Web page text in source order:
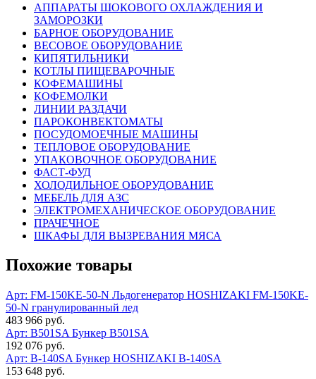
АППАРАТЫ ШОКОВОГО ОХЛАЖДЕНИЯ И
ЗАМОРОЗКИ
БАРНОЕ ОБОРУДОВАНИЕ
ВЕСОВОЕ ОБОРУДОВАНИЕ
КИПЯТИЛЬНИКИ
КОТЛЫ ПИЩЕВАРОЧНЫЕ
КОФЕМАШИНЫ
КОФЕМОЛКИ
ЛИНИИ РАЗДАЧИ
ПАРОКОНВЕКТОМАТЫ
ПОСУДОМОЕЧНЫЕ МАШИНЫ
ТЕПЛОВОЕ ОБОРУДОВАНИЕ
УПАКОВОЧНОЕ ОБОРУДОВАНИЕ
ФАСТ-ФУД
ХОЛОДИЛЬНОЕ ОБОРУДОВАНИЕ
МЕБЕЛЬ ДЛЯ АЗС
ЭЛЕКТРОМЕХАНИЧЕСКОЕ ОБОРУДОВАНИЕ
ПРАЧЕЧНОЕ
ШКАФЫ ДЛЯ ВЫЗРЕВАНИЯ МЯСА
Похожие товары
Арт: FM-150KE-50-N Льдогенератор HOSHIZAKI FM-150KE-
50-N гранулированный лед
483 966 руб.
Арт: B501SA Бункер B501SA
192 076 руб.
Арт: B-140SA Бункер HOSHIZAKI B-140SA
153 648 руб.